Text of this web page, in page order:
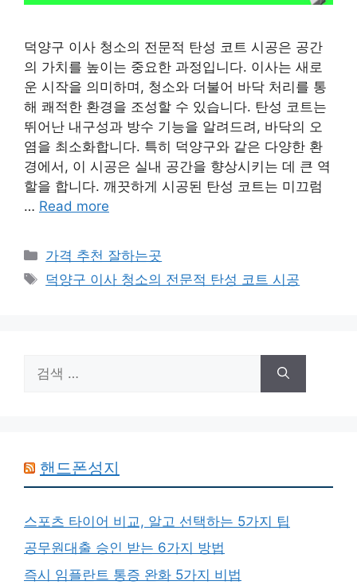
덕양구 이사 청소의 전문적 탄성 코트 시공은 공간
의 가치를 높이는 중요한 과정입니다. 이사는 새로
운 시작을 의미하며, 청소와 더불어 바닥 처리를 통
해 쾌적한 환경을 조성할 수 있습니다. 탄성 코트는
뛰어난 내구성과 방수 기능을 알려드려, 바닥의 오
염을 최소화합니다. 특히 덕양구와 같은 다양한 환
경에서, 이 시공은 실내 공간을 향상시키는 데 큰 역
할을 합니다. 깨끗하게 시공된 탄성 코트는 미끄럼
… Read more
카
테
고
가격 추천 잘하는곳
태
덕양구 이사 청소의 전문적 탄성 코트 시공
색:
핸드폰성지
스포츠 타이어 비교, 알고 선택하는 5가지 팁
공무원대출 승인 받는 6가지 방법
즉시 임플란트 통증 완화 5가지 비법